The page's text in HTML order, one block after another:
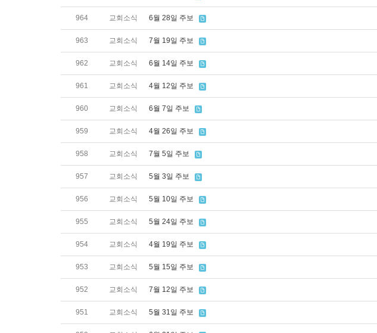
964 교회소식 6월 28일 주보
963 교회소식 7월 19일 주보
962 교회소식 6월 14일 주보
961 교회소식 4월 12일 주보
960 교회소식 6월 7일 주보
959 교회소식 4월 26일 주보
958 교회소식 7월 5일 주보
957 교회소식 5월 3일 주보
956 교회소식 5월 10일 주보
955 교회소식 5월 24일 주보
954 교회소식 4월 19일 주보
953 교회소식 5월 15일 주보
952 교회소식 7월 12일 주보
951 교회소식 5월 31일 주보